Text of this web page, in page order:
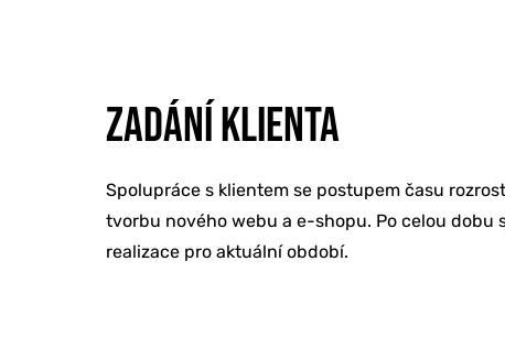
ZADÁNÍ KLIENTA
Spolupráce s klientem se postupem času
tvorbu nového webu a e-shopu. Po celou
realizace pro aktuální období.